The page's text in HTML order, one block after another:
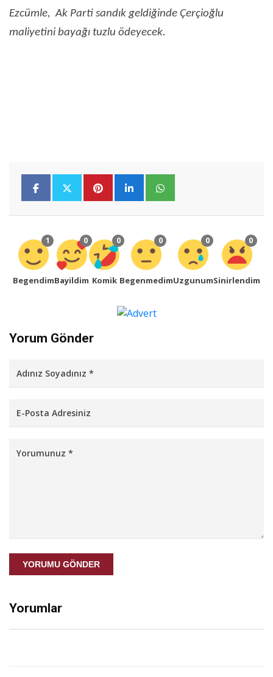
Ezcümle, Ak Parti sandık geldiğinde Çerçioğlu
maliyetini bayağı tuzlu ödeyecek.
1
Begendim
0
Bayildim
0
Komik
0
Begenmedim
0
Uzgunum
0
Sinirlendim
Yorum Gönder
YORUMU GÖNDER
Yorumlar